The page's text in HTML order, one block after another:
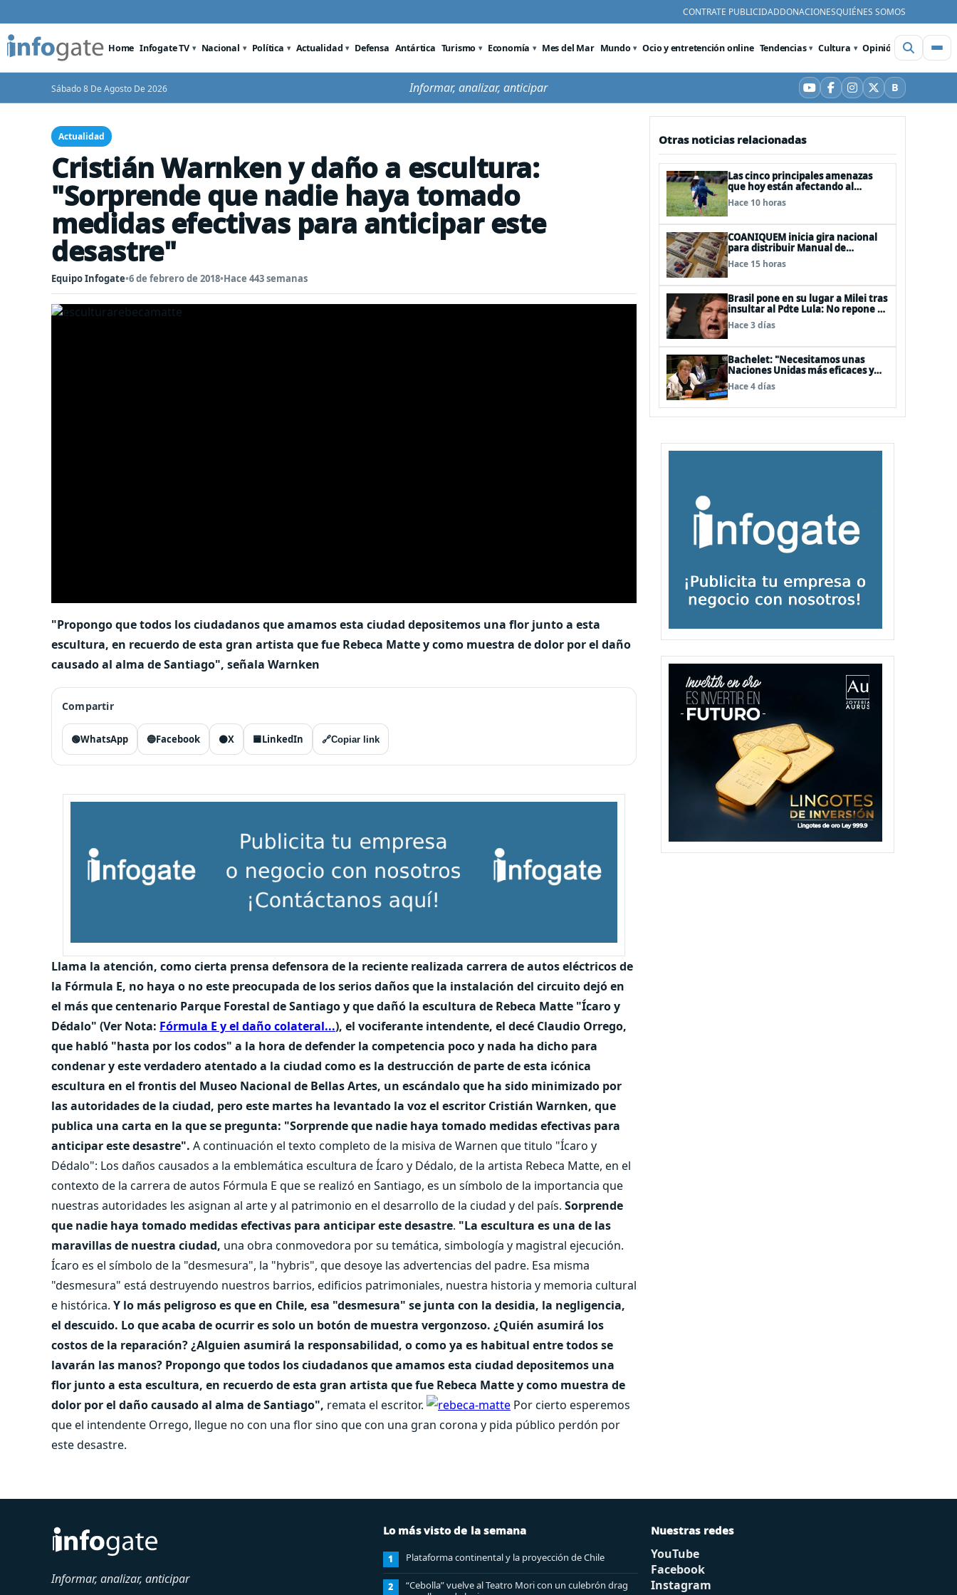
CONTRATE PUBLICIDADDONACIONESQUIÉNES SOMOS
Home Infogate TV Nacional Política Actualidad Defensa Antártica Turismo Economía Mes del Mar Mundo Ocio y entretención online Tendencias Cultura Opinión Videos
Sábado 8 De Agosto De 2026 Informar, analizar, anticipar YouTube
Facebook
Instagram
X BBluesky
Actualidad
Cristián Warnken y daño a escultura:
"Sorprende que nadie haya tomado
medidas efectivas para anticipar este
desastre"
Equipo Infogate•6 de febrero de 2018•Hace 443 semanas
"Propongo que todos los ciudadanos que amamos esta ciudad depositemos una flor junto a esta
escultura, en recuerdo de esta gran artista que fue Rebeca Matte y como muestra de dolor por el daño
causado al alma de Santiago", señala Warnken
Compartir
🟢WhatsApp 🔵Facebook ⚫X 🟦LinkedIn 🔗Copiar link
Llama la atención, como cierta prensa defensora de la reciente realizada carrera de autos eléctricos de
la Fórmula E, no haya o no este preocupada de los serios daños que la instalación del circuito dejó en
el más que centenario Parque Forestal de Santiago y que dañó la escultura de Rebeca Matte "Ícaro y
Dédalo" (Ver Nota: Fórmula E y el daño colateral...), el vociferante intendente, el decé Claudio Orrego,
que habló "hasta por los codos" a la hora de defender la competencia poco y nada ha dicho para
condenar y este verdadero atentado a la ciudad como es la destrucción de parte de esta icónica
escultura en el frontis del Museo Nacional de Bellas Artes, un escándalo que ha sido minimizado por
las autoridades de la ciudad, pero este martes ha levantado la voz el escritor Cristián Warnken, que
publica una carta en la que se pregunta: "Sorprende que nadie haya tomado medidas efectivas para
anticipar este desastre". A continuación el texto completo de la misiva de Warnen que titulo "Ícaro y
Dédalo": Los daños causados a la emblemática escultura de Ícaro y Dédalo, de la artista Rebeca Matte, en el
contexto de la carrera de autos Fórmula E que se realizó en Santiago, es un símbolo de la importancia que
nuestras autoridades les asignan al arte y al patrimonio en el desarrollo de la ciudad y del país. Sorprende
que nadie haya tomado medidas efectivas para anticipar este desastre. "La escultura es una de las
maravillas de nuestra ciudad, una obra conmovedora por su temática, simbología y magistral ejecución.
Ícaro es el símbolo de la "desmesura", la "hybris", que desoye las advertencias del padre. Esa misma
"desmesura" está destruyendo nuestros barrios, edificios patrimoniales, nuestra historia y memoria cultural
e histórica. Y lo más peligroso es que en Chile, esa "desmesura" se junta con la desidia, la negligencia,
el descuido. Lo que acaba de ocurrir es solo un botón de muestra vergonzoso. ¿Quién asumirá los
costos de la reparación? ¿Alguien asumirá la responsabilidad, o como ya es habitual entre todos se
lavarán las manos? Propongo que todos los ciudadanos que amamos esta ciudad depositemos una
flor junto a esta escultura, en recuerdo de esta gran artista que fue Rebeca Matte y como muestra de
dolor por el daño causado al alma de Santiago", remata el escritor.
Por cierto esperemos
que el intendente Orrego, llegue no con una flor sino que con una gran corona y pida público perdón por
este desastre.
Otras noticias relacionadas
Las cinco principales amenazas
que hoy están afectando al
desarrollo de los niños en Chile
Hace 10 horas
COANIQUEM inicia gira nacional
para distribuir Manual de
Quemaduras a profesionales de la
salud
Hace 15 horas
Brasil pone en su lugar a Milei tras
insultar al Pdte Lula: No repone al
embajador en BBSS y rebaja la
relación bilateral
Hace 3 días
Bachelet: "Necesitamos unas
Naciones Unidas más eficaces y
cercanas a las personas"
Hace 4 días
Informar, analizar, anticipar
Lo más visto de la semana
1 Plataforma continental y la proyección de Chile
2
“Cebolla” vuelve al Teatro Mori con un culebrón drag
Nuestras redes
YouTube
Facebook
Instagram